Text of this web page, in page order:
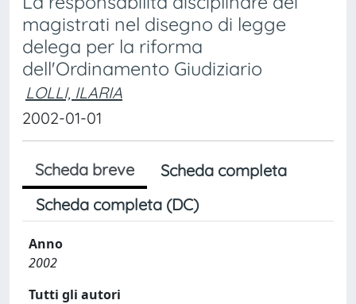
magistrati nel disegno di legge
delega per la riforma
dell'Ordinamento Giudiziario
LOLLI, ILARIA
2002-01-01
Scheda breve
Scheda completa
Scheda completa (DC)
Anno
2002
Tutti gli autori